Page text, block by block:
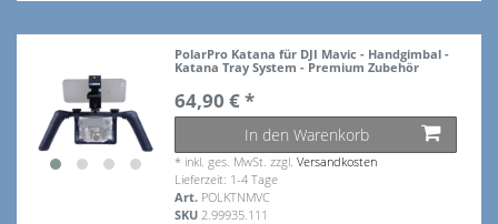
PolarPro Katana für DJI Mavic - Handgimbal -
Katana Tray System - Premium Zubehör
64,90 € *
In den Warenkorb
* inkl. ges. MwSt. zzgl.Versandkosten
Lieferzeit: 1-4 Tage
Art. POLKTNMVC
SKU 2.99935.111